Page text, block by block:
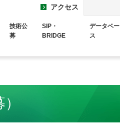
アクセス
技術公
募
SIP・
BRIDGE
データベー
ス